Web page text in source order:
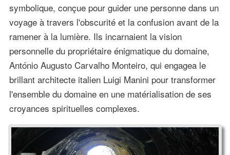
symbolique, conçue pour guider une personne dans un
voyage à travers l'obscurité et la confusion avant de la
ramener à la lumière. Ils incarnaient la vision
personnelle du propriétaire énigmatique du domaine,
António Augusto Carvalho Monteiro, qui engagea le
brillant architecte italien Luigi Manini pour transformer
l'ensemble du domaine en une matérialisation de ses
croyances spirituelles complexes.